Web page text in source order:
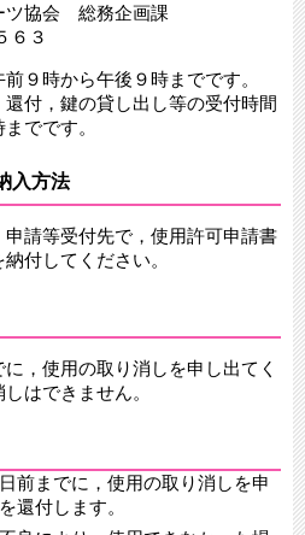
ツ協会 総務企画課
６３
９時から午後９時までです。
付，鍵の貸し出し等の受付時間
でです。
入方法
請等受付先で，使用許可申請書
付してください。
，使用の取り消しを申し出てく
はできません。
前までに，使用の取り消しを申
還付します。